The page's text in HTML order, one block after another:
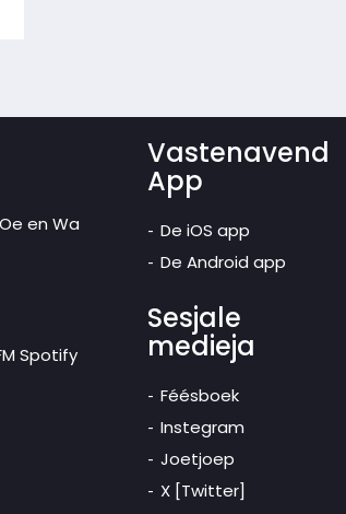
en Wa
Spotify
Vastenavend
App
De iOS app
De Android app
Sesjale
medieja
Féésboek
Instegram
Joetjoep
X [Twitter]